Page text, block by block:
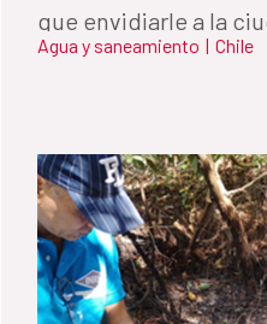
que envidiarle a la
los años de
agua.
Agua y saneamiento | Chile